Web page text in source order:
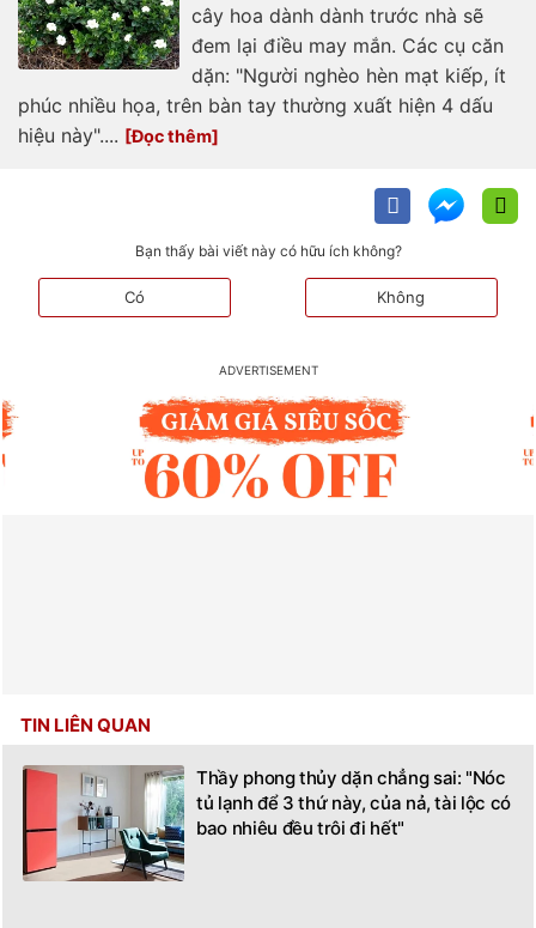
cây hoa dành dành trước nhà sẽ
đem lại điều may mắn. Các cụ căn
dặn: "Người nghèo hèn mạt kiếp, ít
phúc nhiều họa, trên bàn tay thường xuất hiện 4 dấu
hiệu này"....
Bạn thấy bài viết này có hữu ích không?
Có Không
TIN LIÊN QUAN
Thầy phong thủy dặn chẳng sai: "Nóc
tủ lạnh để 3 thứ này, của nả, tài lộc có
bao nhiêu đều trôi đi hết"